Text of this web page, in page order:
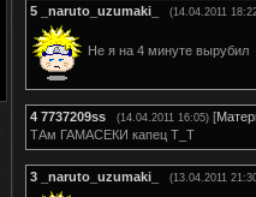
5 _naruto_uzumaki_ (14.04.2011
Не я на 4 минуте вырубил
4 7737209ss (14.04.2011 16:05) [
ТАм ГАМАСЕКИ капец Т_Т
3 _naruto_uzumaki_ (13.04.2011